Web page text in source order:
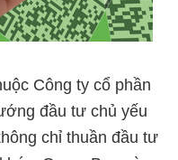
Công ty cổ phần
đầu tư chủ yếu
chỉ thuần đầu tư